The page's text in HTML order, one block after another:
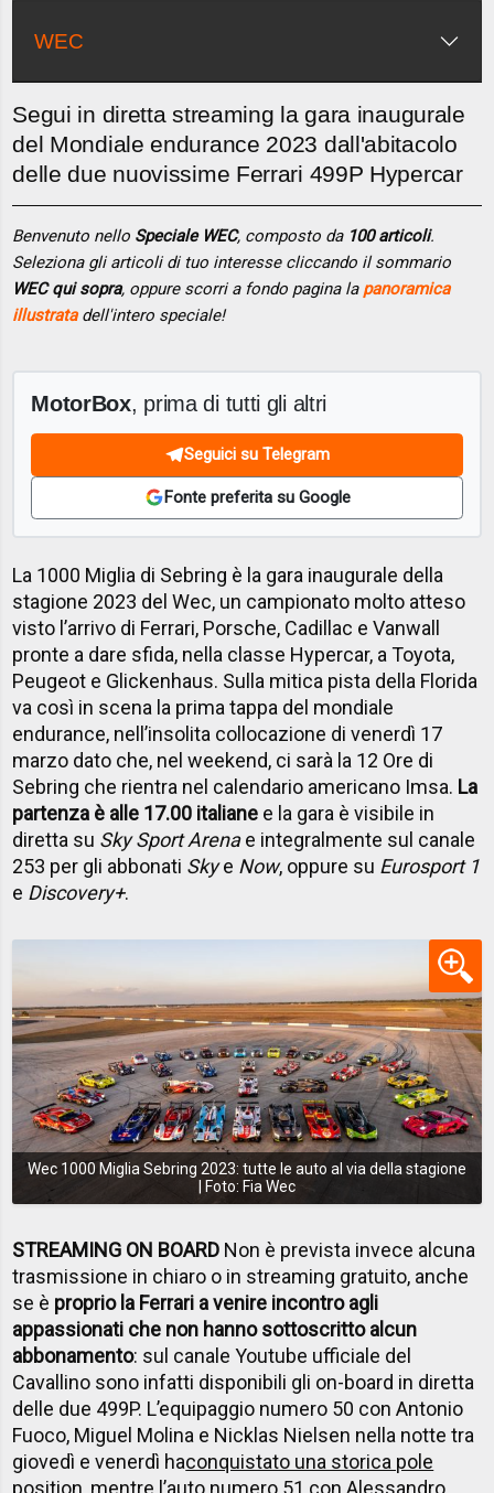
WEC
Segui in diretta streaming la gara inaugurale
del Mondiale endurance 2023 dall'abitacolo
delle due nuovissime Ferrari 499P Hypercar
Benvenuto nello Speciale WEC, composto da 100 articoli.
Seleziona gli articoli di tuo interesse cliccando il sommario
WEC qui sopra, oppure scorri a fondo pagina la panoramica
illustratadell'intero speciale!
MotorBox, prima di tutti gli altri
Seguici su Telegram
Fonte preferita su Google
La 1000 Miglia di Sebring è la gara inaugurale della
stagione 2023 del Wec, un campionato molto atteso
visto l’arrivo di Ferrari, Porsche, Cadillac e Vanwall
pronte a dare sfida, nella classe Hypercar, a Toyota,
Peugeot e Glickenhaus. Sulla mitica pista della Florida
va così in scena la prima tappa del mondiale
endurance, nell’insolita collocazione di venerdì 17
marzo dato che, nel weekend, ci sarà la 12 Ore di
Sebring che rientra nel calendario americano Imsa. La
partenza è alle 17.00 italiane e la gara è visibile in
diretta su Sky Sport Arenae integralmente sul canale
253 per gli abbonati Skye Now, oppure su Eurosport 1
e Discovery+.
Wec 1000 Miglia Sebring 2023: tutte le auto al via della stagione
| Foto: Fia Wec
STREAMING ON BOARD Non è prevista invece alcuna
trasmissione in chiaro o in streaming gratuito, anche
se è proprio la Ferrari a venire incontro agli
appassionati che non hanno sottoscritto alcun
abbonamento: sul canale Youtube ufficiale del
Cavallino sono infatti disponibili gli on-board in diretta
delle due 499P. L’equipaggio numero 50 con Antonio
Fuoco, Miguel Molina e Nicklas Nielsen nella notte tra
giovedì e venerdì haconquistato una storica pole
position , mentre l’auto numero 51 con Alessandro